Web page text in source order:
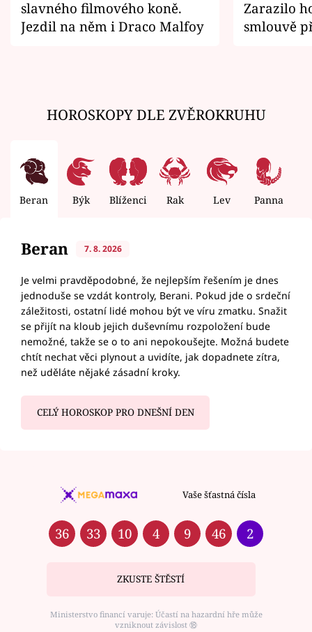
slavného filmového koně.
Jezdil na něm i Draco Malfoy
Zarazilo
smlouvě
HOROSKOPY DLE ZVĚROKRUHU
Beran Býk Blíženci Rak Lev Panna
Beran 7. 8. 2026
Je velmi pravděpodobné, že nejlepším řešením je dnes
jednoduše se vzdát kontroly, Berani. Pokud jde o srdeční
záležitosti, ostatní lidé mohou být ve víru zmatku. Snažit
se přijít na kloub jejich duševnímu rozpoložení bude
nemožné, takže se o to ani nepokoušejte. Možná budete
chtít nechat věci plynout a uvidíte, jak dopadnete zítra,
než uděláte nějaké zásadní kroky.
CELÝ HOROSKOP PRO DNEŠNÍ DEN
Vaše šťastná čísla
36 33 10 4 9 46 2
ZKUSTE ŠTĚSTÍ
Ministerstvo financí varuje: Účastí na hazardní hře může
vzniknout závislost ⑱